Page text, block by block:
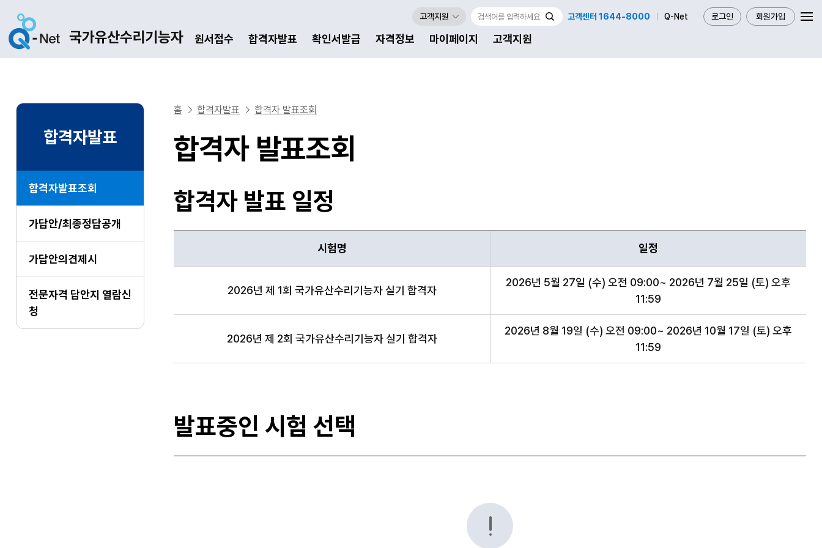
원서접수 합격자발표 확인서발급 자격정보 마이페이지 고객지원
로그인 회원가입
고객센터 1644-8000 Q-Net
고객지원
합격자발표
합격자발표조회
가답안/최종정답공개
가답안의견제시
전문자격 답안지 열람신
청
홈 합격자발표 합격자 발표조회
합격자 발표조회
합격자 발표 일정
시험명 일정
2026년 제 1회 국가유산수리기능자 실기 합격자
2026년 5월 27일 (수) 오전 09:00~ 2026년 7월 25일 (토) 오후
11:59
2026년 제 2회 국가유산수리기능자 실기 합격자
2026년 8월 19일 (수) 오전 09:00~ 2026년 10월 17일 (토) 오후
11:59
발표중인 시험 선택